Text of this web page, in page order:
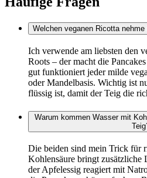
Welchen veganen Ricotta
Ich verwende am liebsten den
Roots – der macht die
gut funktioniert jeder milde
oder Mandelbasis. Wichtig ist
flüssig ist, damit der Teig die
Warum kommen Wasser mit
Die beiden sind mein Trick für
Kohlensäure bringt zusätzliche
der Apfelessig reagiert mit